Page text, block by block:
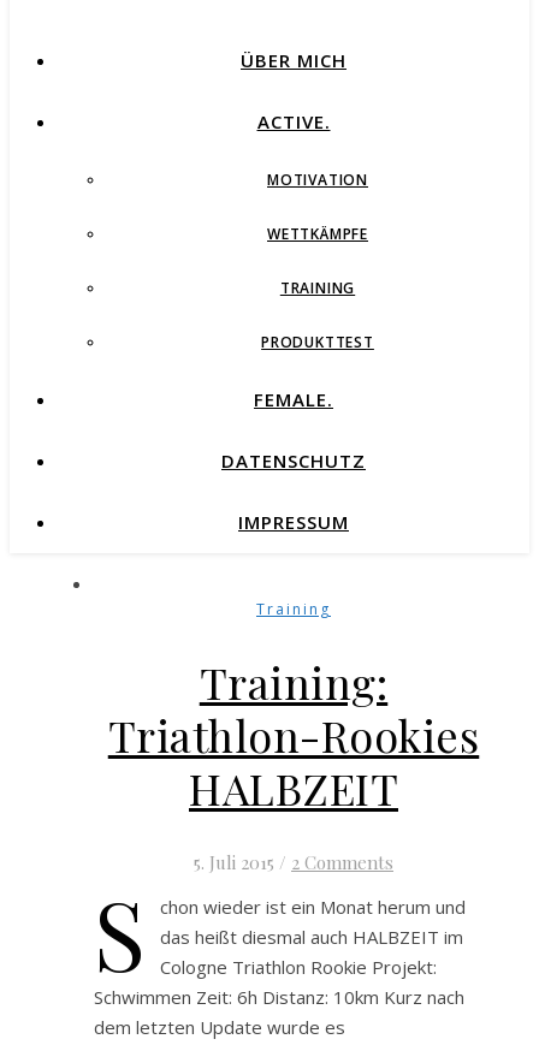
ÜBER MICH
ACTIVE.
MOTIVATION
WETTKÄMPFE
TRAINING
PRODUKTTEST
FEMALE.
DATENSCHUTZ
IMPRESSUM
Training
Training:
Triathlon-Rookies
HALBZEIT
5. Juli 2015 / 2 Comments
S
chon wieder ist ein Monat herum und
das heißt diesmal auch HALBZEIT im
Cologne Triathlon Rookie Projekt:
Schwimmen Zeit: 6h Distanz: 10km Kurz nach
dem letzten Update wurde es